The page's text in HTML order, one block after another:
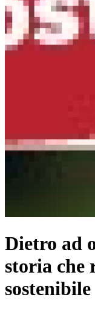
Dietro ad
storia che
sostenibile